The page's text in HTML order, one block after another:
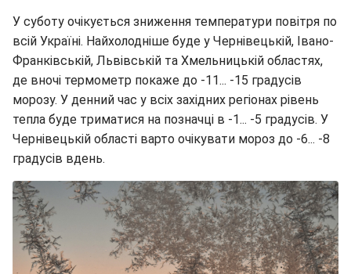
У суботу очікується зниження температури повітря по
всій Україні. Найхолодніше буде у Чернівецькій, Івано-
Франківській, Львівській та Хмельницькій областях,
де вночі термометр покаже до -11... -15 градусів
морозу. У денний час у всіх західних регіонах рівень
тепла буде триматися на позначці в -1... -5 градусів. У
Чернівецькій області варто очікувати мороз до -6... -8
градусів вдень.